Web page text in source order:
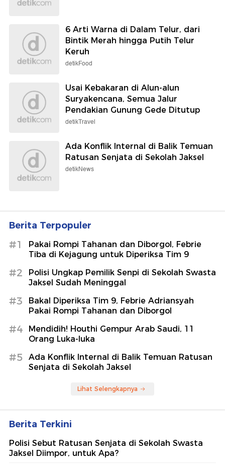
6 Arti Warna di Dalam Telur, dari
Bintik Merah hingga Putih Telur
Keruh
detikFood
Usai Kebakaran di Alun-alun
Suryakencana, Semua Jalur
Pendakian Gunung Gede Ditutup
detikTravel
Ada Konflik Internal di Balik Temuan
Ratusan Senjata di Sekolah Jaksel
detikNews
Berita Terpopuler
#1
Pakai Rompi Tahanan dan Diborgol, Febrie
Tiba di Kejagung untuk Diperiksa Tim 9
#2
Polisi Ungkap Pemilik Senpi di Sekolah Swasta
Jaksel Sudah Meninggal
#3
Bakal Diperiksa Tim 9, Febrie Adriansyah
Pakai Rompi Tahanan dan Diborgol
#4
Mendidih! Houthi Gempur Arab Saudi, 11
Orang Luka-luka
#5
Ada Konflik Internal di Balik Temuan Ratusan
Senjata di Sekolah Jaksel
Lihat Selengkapnya
Berita Terkini
Polisi Sebut Ratusan Senjata di Sekolah Swasta
Jaksel Diimpor, untuk Apa?